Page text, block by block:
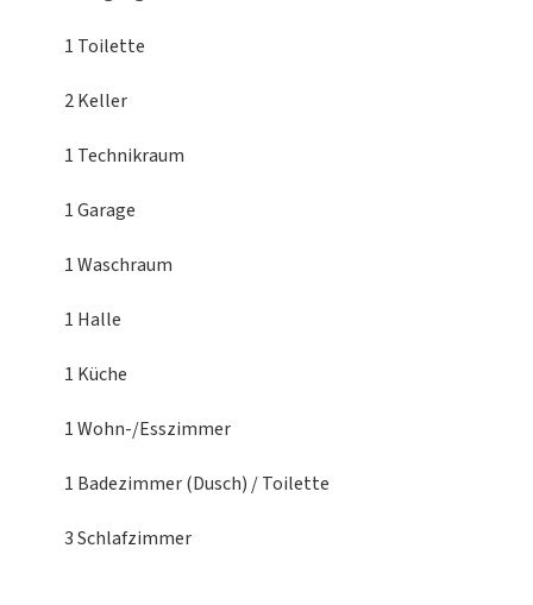
1 Toilette
2 Keller
1 Technikraum
1 Garage
1 Waschraum
1 Halle
1 Küche
1 Wohn-/Esszimmer
1 Badezimmer (Dusch) / Toilette
3 Schlafzimmer